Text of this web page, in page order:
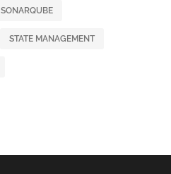
SONARQUBE
STATE MANAGEMENT